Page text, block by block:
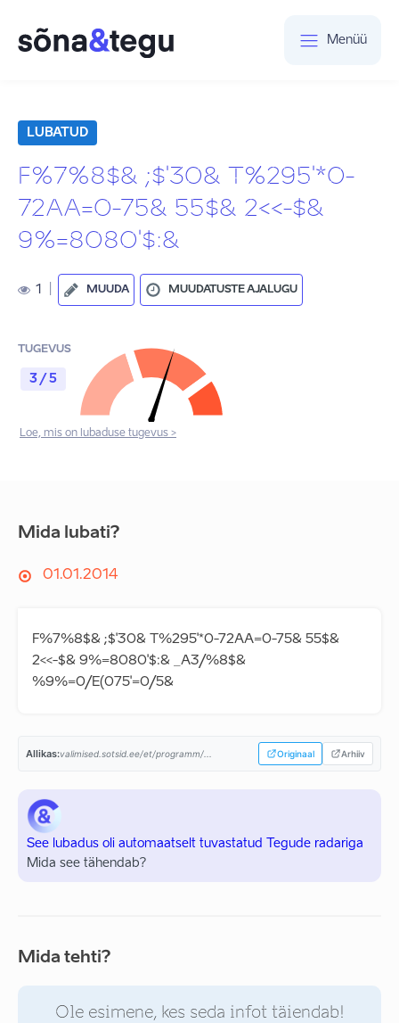
Menüü
LUBATUD
F%7%8$& ;$'30& T%295'*0-
72AA=0-75& 55$& 2<<-$&
9%=8080'$:&
1 MUUDA MUUDATUSTE AJALUGU
TUGEVUS
3 / 5
Loe, mis on lubaduse tugevus >
Mida lubati?
01.01.2014
F%7%8$& ;$'30& T%295'*0-72AA=0-75& 55$&
2<<-$& 9%=8080'$:& _A3/%8$&
%9%=0/E(075'=0/5&
Allikas:valimised.sotsid.ee/et/programm/... Originaal Arhiiv
See lubadus oli automaatselt tuvastatud Tegude radariga
Mida see tähendab?
Mida tehti?
Ole esimene, kes seda infot täiendab!